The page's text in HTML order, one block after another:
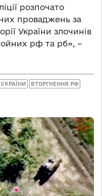
розпочато
проваджень за
України злочинів
рф та рб», –
ВТОРГНЕННЯ РФ